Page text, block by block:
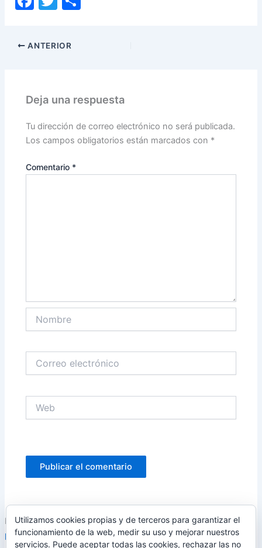
c
e
o
o
k
itt
er
tir
ANTERIOR
Deja una respuesta
Tu dirección de correo electrónico no será publicada.
Los campos obligatorios están marcados con *
Comentario *
electrónico
Este sitio usa Akismet para reducir el spam.Aprende cómo se
procesan los datos de tus comentarios.
Utilizamos cookies propias y de terceros para garantizar el
funcionamiento de la web, medir su uso y mejorar nuestros
servicios. Puede aceptar todas las cookies, rechazar las no